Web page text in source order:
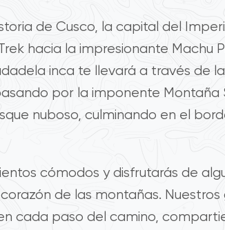
de Cusco, la capital del
hacia la impresionante Machu
inca te llevará a través de la
por la imponente Montaña
nuboso, culminando en el
cómodos y disfrutarás de
de las montañas. Nuestros
cada paso del camino,